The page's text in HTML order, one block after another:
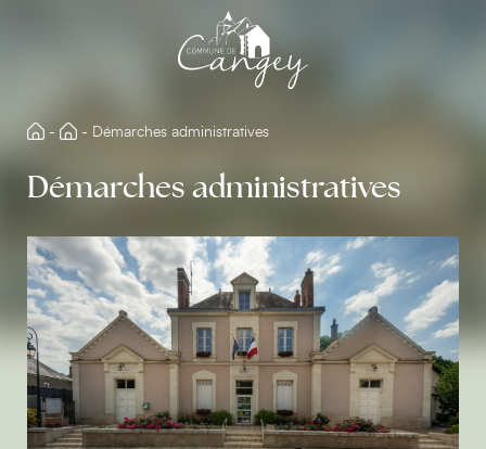
- - Démarches administratives
Démarches administratives